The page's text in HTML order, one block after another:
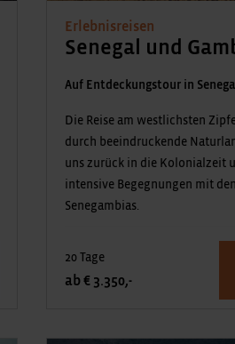
Erlebnisreisen
Senegal und
Auf Entdeckungstour in
Die Reise am westlichsten
durch beeindruckende
uns zurück in die Kolonialzeit
intensive Begegnungen mit
Senegambias.
20 Tage
ab € 3.350,-